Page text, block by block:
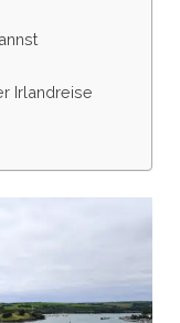
Irlandreise